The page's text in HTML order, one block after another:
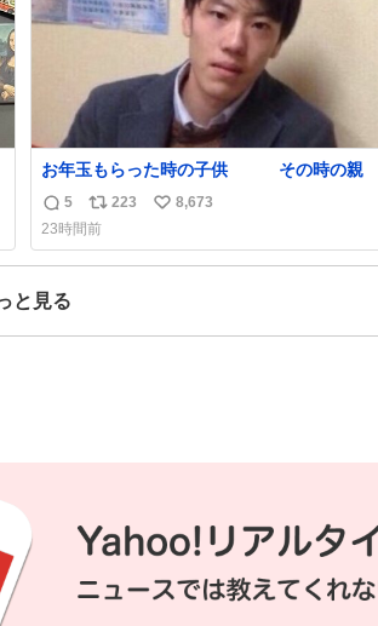
お年玉もらった時の子供 その時の親
返
信
数
5
リ
ポ
ス
223
い
ね
8,673
23時間前
と見る